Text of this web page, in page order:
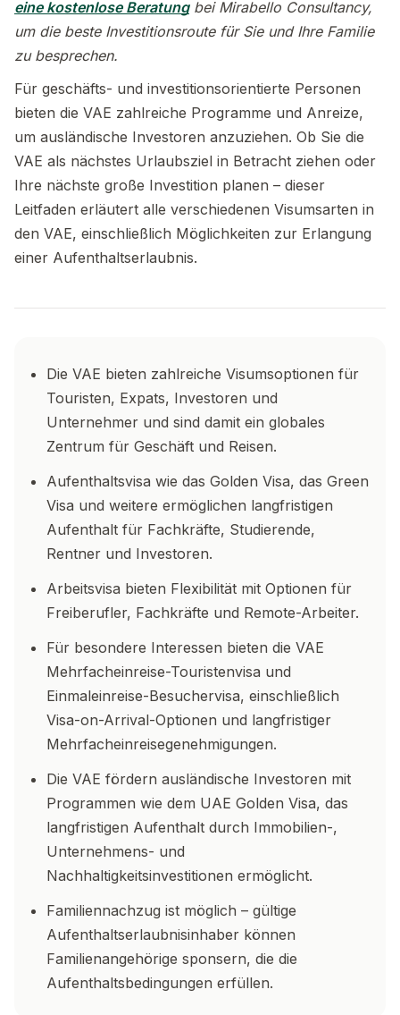
eine kostenlose Beratungbei Mirabello Consultancy,
um die beste Investitionsroute für Sie und Ihre Familie
zu besprechen.
Für geschäfts- und investitionsorientierte Personen
bieten die VAE zahlreiche Programme und Anreize,
um ausländische Investoren anzuziehen. Ob Sie die
VAE als nächstes Urlaubsziel in Betracht ziehen oder
Ihre nächste große Investition planen – dieser
Leitfaden erläutert alle verschiedenen Visumsarten in
den VAE, einschließlich Möglichkeiten zur Erlangung
einer Aufenthaltserlaubnis.
Die VAE bieten zahlreiche Visumsoptionen für
Touristen, Expats, Investoren und
Unternehmer und sind damit ein globales
Zentrum für Geschäft und Reisen.
Aufenthaltsvisa wie das Golden Visa, das Green
Visa und weitere ermöglichen langfristigen
Aufenthalt für Fachkräfte, Studierende,
Rentner und Investoren.
Arbeitsvisa bieten Flexibilität mit Optionen für
Freiberufler, Fachkräfte und Remote-Arbeiter.
Für besondere Interessen bieten die VAE
Mehrfacheinreise-Touristenvisa und
Einmaleinreise-Besuchervisa, einschließlich
Visa-on-Arrival-Optionen und langfristiger
Mehrfacheinreisegenehmigungen.
Die VAE fördern ausländische Investoren mit
Programmen wie dem UAE Golden Visa, das
langfristigen Aufenthalt durch Immobilien-,
Unternehmens- und
Nachhaltigkeitsinvestitionen ermöglicht.
Familiennachzug ist möglich – gültige
Aufenthaltserlaubnisinhaber können
Familienangehörige sponsern, die die
Aufenthaltsbedingungen erfüllen.